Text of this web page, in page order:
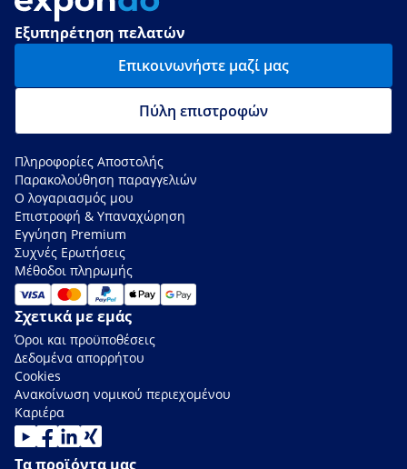
Εξυπηρέτηση πελατών
Επικοινωνήστε μαζί μας
Πύλη επιστροφών
Πληροφορίες Αποστολής
Παρακολούθηση παραγγελιών
Ο λογαριασμός μου
Επιστροφή & Υπαναχώρηση
Εγγύηση Premium
Συχνές Ερωτήσεις
Μέθοδοι πληρωμής
Σχετικά με εμάς
Όροι και προϋποθέσεις
Δεδομένα απορρήτου
Cookies
Ανακοίνωση νομικού περιεχομένου
Καριέρα
Τα προϊόντα μας